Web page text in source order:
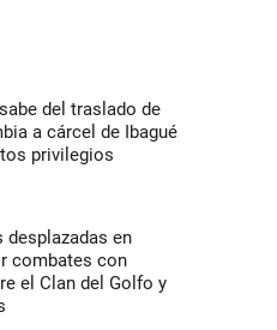
del traslado de
a cárcel de Ibagué
privilegios
desplazadas en
combates con
el Clan del Golfo y